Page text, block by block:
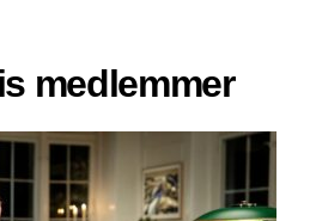
medlemmer